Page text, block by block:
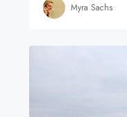
Myra Sachs